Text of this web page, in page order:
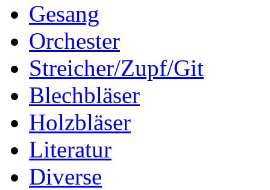
Gesang
Orchester
Streicher/Zupf/Git
Blechbläser
Holzbläser
Literatur
Diverse